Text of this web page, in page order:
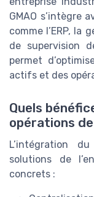
GMAO s’intègre
comme l’ERP, la
de supervision
permet
actifs et des
Quels
opérations
L’intégration
solutions de
concrets :